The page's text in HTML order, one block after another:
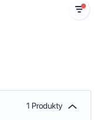
1 Produkty